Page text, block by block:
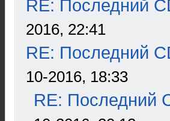
RE: Последний
2016, 22:41
RE: Последний
10-2016, 18:33
RE: Последний